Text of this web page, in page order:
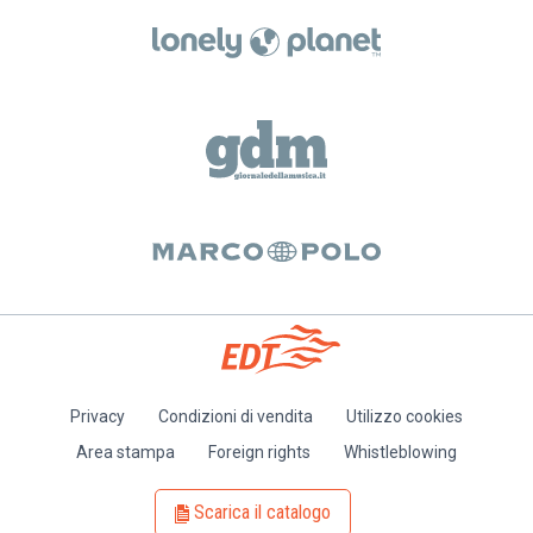
Privacy Condizioni di vendita
Utilizzo cookies
Area stampa
Foreign rights Whistleblowing
Scarica il catalogo